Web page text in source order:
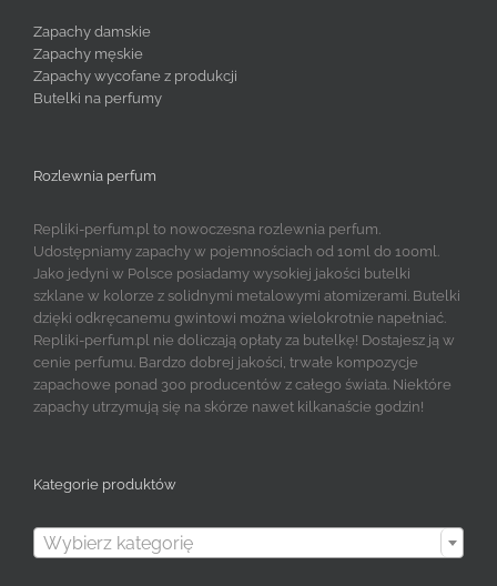
Zapachy damskie
Zapachy męskie
Zapachy wycofane z produkcji
Butelki na perfumy
Rozlewnia perfum
Repliki-perfum.pl to nowoczesna rozlewnia perfum.
Udostępniamy zapachy w pojemnościach od 10ml do 100ml.
Jako jedyni w Polsce posiadamy wysokiej jakości butelki
szklane w kolorze z solidnymi metalowymi atomizerami. Butelki
dzięki odkręcanemu gwintowi można wielokrotnie napełniać.
Repliki-perfum.pl nie doliczają opłaty za butelkę! Dostajesz ją w
cenie perfumu. Bardzo dobrej jakości, trwałe kompozycje
zapachowe ponad 300 producentów z całego świata. Niektóre
zapachy utrzymują się na skórze nawet kilkanaście godzin!
Kategorie produktów
Wybierz kategorię